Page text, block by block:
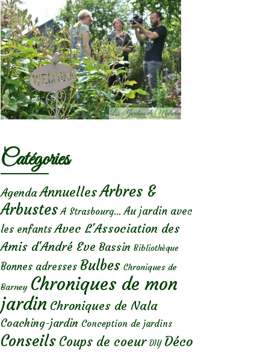
Catégories
Agenda AnnuellesArbres &
Arbustes A Strasbourg... Au jardin avec
les enfants Avec L'Association des
Amis d'André Eve Bassin Bibliothèque
Bonnes adresses Bulbes Chroniques de
Barney Chroniques de mon
jardin Chroniques de Nala
Coaching-jardin Conception de jardins
Conseils Coups de coeur DIY Déco